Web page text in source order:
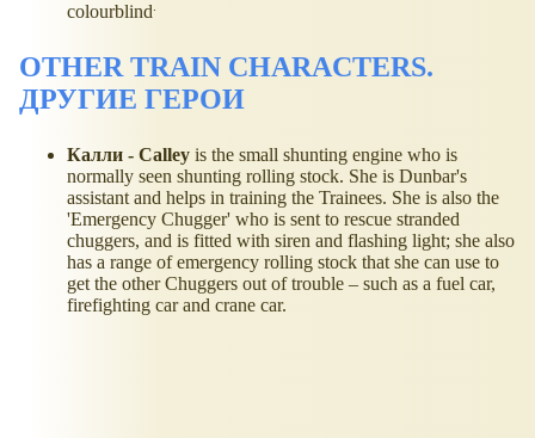
colourblind
OTHER TRAIN CHARACTERS.
ДРУГИЕ ГЕРОИ
Калли - Calley is the small shunting engine who is
normally seen shunting rolling stock. She is Dunbar's
assistant and helps in training the Trainees. She is also the
'Emergency Chugger' who is sent to rescue stranded
chuggers, and is fitted with siren and flashing light; she also
has a range of emergency rolling stock that she can use to
get the other Chuggers out of trouble – such as a fuel car,
firefighting car and crane car.